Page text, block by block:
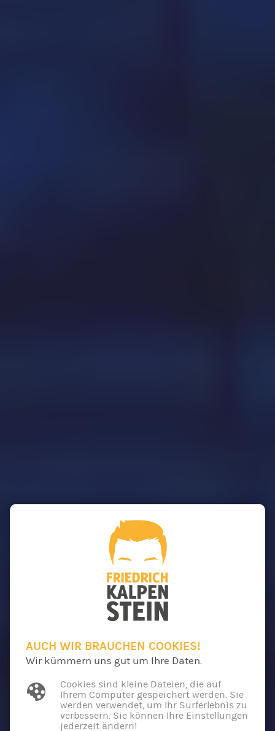
AUCH WIR BRAUCHEN COOKIES!
Wir kümmern uns gut um Ihre Daten.
Cookies sind kleine Dateien, die auf
Ihrem Computer gespeichert werden. Sie
werden verwendet, um Ihr Surferlebnis zu
verbessern. Sie können Ihre Einstellungen
jederzeit ändern!